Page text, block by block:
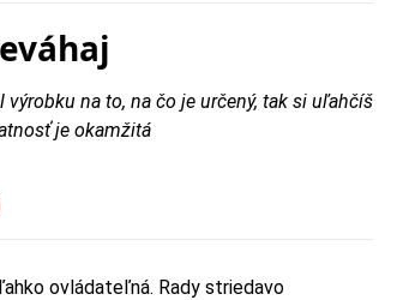
výrobku na to, na čo je určený, tak si uľahčíš
je okamžitá
ovládateľná. Rady striedavo